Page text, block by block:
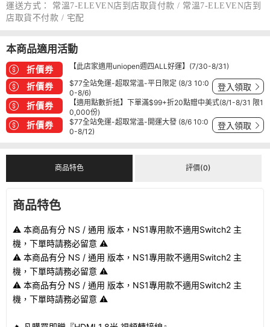
運送方式：
常溫7-ELEVEN店到店取貨付款 / 常溫7-ELEVEN店到
店取貨不付款 / 宅配
本商品適用活動
折價券 【此店家適用uniopen週四ALL好運】(7/30-8/31)
折價券
$77全站免運-超取常溫-平日限定 (8/3 10:0
0-8/6)
登入領取
折價券
【適用點數折抵】下單滿$99+折20點贈中美式(8/1-8/31 限1
0,000份)
折價券
$77全站免運-超取常溫-開運大發 (8/6 10:0
0-8/12)
登入領取
商品特色 評價(0)
商品特色
⚠️ 本商品有分 NS / 通用 版本，NS1專用款不適用Switch2 主
機，下單時請務必留意 ⚠️
⚠️ 本商品有分 NS / 通用 版本，NS1專用款不適用Switch2 主
機，下單時請務必留意 ⚠️
⚠️ 本商品有分 NS / 通用 版本，NS1專用款不適用Switch2 主
機，下單時請務必留意 ⚠️